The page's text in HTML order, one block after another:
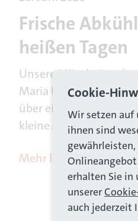
Frische
heißen Tagen
Unsere Mitarbeitenden
Maria Immaculata
über eine frische
kleine Abkühlung
Mehr lesen
Cookie-
Wir setzen auf
ihnen sind
erhalten Sie in
unserer
auch jederzeit